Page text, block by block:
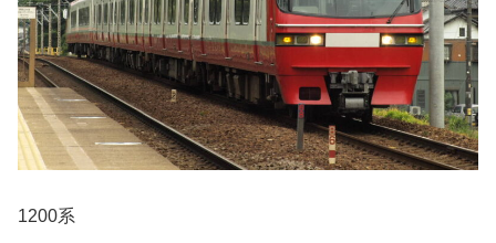
1200系